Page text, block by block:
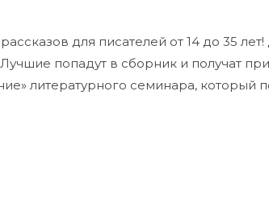
для писателей от 14 до 35
попадут в сборник и получат
литературного семинара, который